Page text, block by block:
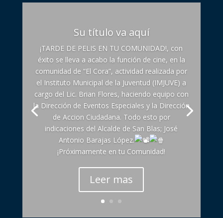
Su título va aquí
¡TARDE DE PELIS EN TU COMUNIDAD!, con
éxito se lleva a acabo la función de cine, en la
comunidad de “El Cora”, actividad realizada por
el Instituto Municipal de la Juventud (IMJUVE) a
cargo del Lic. Brian Flores, haciendo equipo con
la Dirección de Eventos Especiales y la Dirección
de Accion Ciudadana. Todo esto por
indicaciones del Alcalde de San Blas; José
Antonio Barajas López.
¡Próximamente en tu Comunidad!
Leer mas